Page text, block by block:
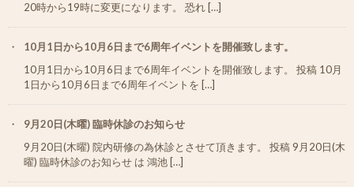
20時から19時に変更になります。 恐れ […]
10月1日から10月6日まで6周年イベントを開催致します。
10月1日から10月6日まで6周年イベントを開催致します。 投稿 10月
1日から10月6日まで6周年イベントを […]
9月20日(木曜) 臨時休診のお知らせ
9月20日(木曜) 院内研修の為休診とさせて頂きます。 投稿 9月20日(木
曜) 臨時休診のお知らせ は 鴻池 […]